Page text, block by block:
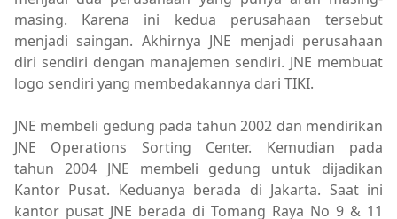
masing. Karena ini kedua perusahaan tersebut
menjadi saingan. Akhirnya JNE menjadi perusahaan
diri sendiri dengan manajemen sendiri. JNE membuat
logo sendiri yang membedakannya dari TIKI.
JNE membeli gedung pada tahun 2002 dan mendirikan
JNE Operations Sorting Center. Kemudian pada
tahun 2004 JNE membeli gedung untuk dijadikan
Kantor Pusat. Keduanya berada di Jakarta. Saat ini
kantor pusat JNE berada di Tomang Raya No 9 & 11